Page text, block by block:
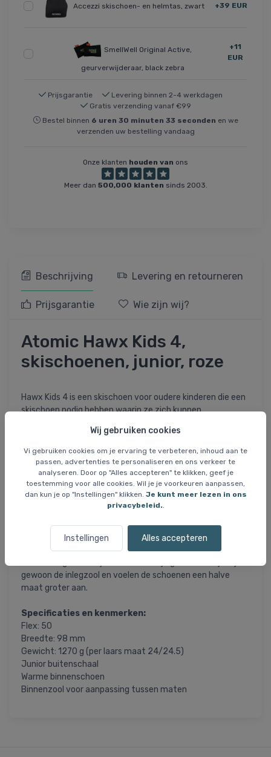
Wij gebruiken cookies
Vi gebruiken cookies om je ervaring te verbeteren, inhoud aan te
passen, advertenties te personaliseren en ons verkeer te
analyseren. Door op "Alles accepteren" te klikken, geef je
toestemming voor alle cookies. Wil je je voorkeuren aanpassen,
dan kun je op "Instellingen" klikken. Je kunt meer lezen in ons
privacybeleid..
Instellingen Alles accepteren
Accezzi skischoen- en helmtas, zwart +39 EUR
SmellWell Original Active,
geurverwijderaar, black zebra
+11
EUR
Prijsgarantie
Levering binnen 2-4 werkdagen
Gratis verzending vanaf €99
Bestel binnen 6 uren 30 minuten 33 seconden en we
verzenden uw bestelling vandaag
Onze klanten houden van ons
Meer dan 500,000 klanten sinds 2003.
Beschrijving Levering en retourneren
Prijsgarantie Wie zijn wij?
Atomic Hawx Kids 4,
skischoenen, junior, roze
Hawx Kids 4 is een skischoen voor oudere kinderen die een
skischoen nodig hebben waarin ze zich kunnen
De schoenen hebben een shellconstructie voor een beter
gevoel in de sneeuw en grote en duurzame gewrichten die
zorgen voor een nog betere krachtoverbrenging op de ski.
Hawx Kids schoenen worden gemaakt in zogenaamde
dubbele maten. Dit betekent dat er een inlegzool bij de
schoen wordt geleverd.
Zo kun je van maat 24,5 een maat 24 maken met behulp
gewoon de inlegzool en voelen de schoenen een halve
maat groter aan.
Specificaties en kenmerken:
Flex: 50
Breedte: 98 mm
Gewicht: 1270 g (per laars maat 24/24.5)
Junior buitenschaal
Warme binnenschoen
Binnenzool voor aanpassing tussen maten